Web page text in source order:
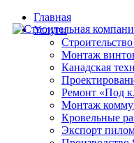
Главная
Услуги
Монтаж
Канадская
Ремонт «Под
Монтаж
Кровельные
Экспорт